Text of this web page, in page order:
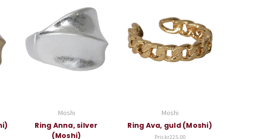
Moshi
Ring Anna, silver
(Moshi)
Moshi
Ring Ava, guld (Moshi)
Pris kr225.00